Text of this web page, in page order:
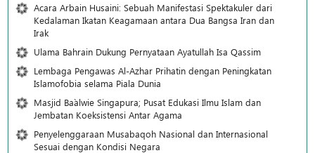
Acara Arbain Husaini: Sebuah Manifestasi Spektakuler dari
Kedalaman Ikatan Keagamaan antara Dua Bangsa Iran dan
Irak
Ulama Bahrain Dukung Pernyataan Ayatullah Isa Qassim
Lembaga Pengawas Al-Azhar Prihatin dengan Peningkatan
Islamofobia selama Piala Dunia
Masjid Ba`alwie Singapura; Pusat Edukasi Ilmu Islam dan
Jembatan Koeksistensi Antar Agama
Penyelenggaraan Musabaqoh Nasional dan Internasional
Sesuai dengan Kondisi Negara